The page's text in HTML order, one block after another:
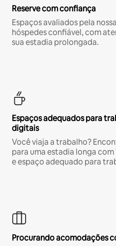
Reserve com confiança
Espaços avaliados pela
hóspedes confiável, com
sua estadia prolongada.
Espaços adequados para
digitais
Você viaja a trabalho?
para uma estadia longa
e espaço adequado para
Procurando acomodações